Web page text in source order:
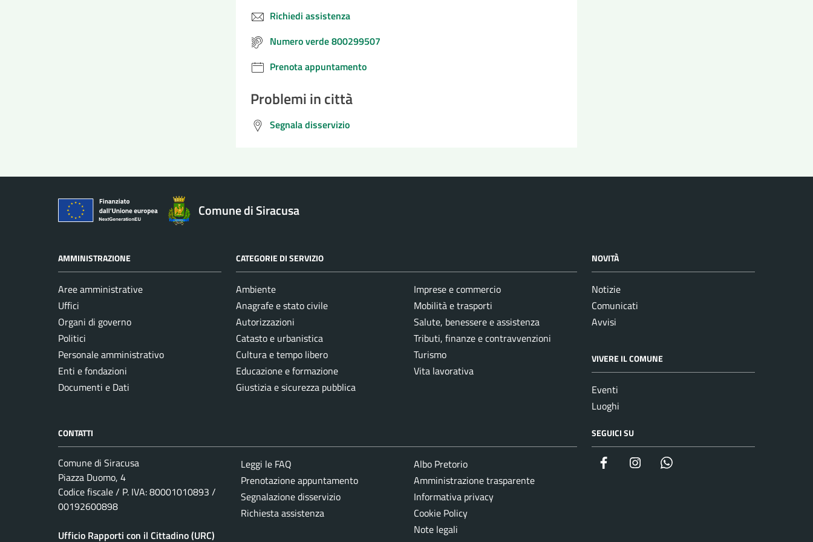
Richiedi assistenza
Numero verde 800299507
Prenota appuntamento
Problemi in città
Segnala disservizio
Comune di Siracusa
AMMINISTRAZIONE
Aree amministrative
Uffici
Organi di governo
Politici
Personale amministrativo
Enti e fondazioni
Documenti e Dati
CATEGORIE DI SERVIZIO
Ambiente
Anagrafe e stato civile
Autorizzazioni
Catasto e urbanistica
Cultura e tempo libero
Educazione e formazione
Giustizia e sicurezza pubblica
Imprese e commercio
Mobilità e trasporti
Salute, benessere e assistenza
Tributi, finanze e contravvenzioni
Turismo
Vita lavorativa
NOVITÀ
Notizie
Comunicati
Avvisi
VIVERE IL COMUNE
Eventi
Luoghi
CONTATTI
Comune di Siracusa
Piazza Duomo, 4
Codice fiscale / P. IVA: 80001010893 /
00192600898
Ufficio Rapporti con il Cittadino (URC)
Leggi le FAQ
Prenotazione appuntamento
Segnalazione disservizio
Richiesta assistenza
Albo Pretorio
Amministrazione trasparente
Informativa privacy
Cookie Policy
Note legali
SEGUICI SU
Facebook Instagram